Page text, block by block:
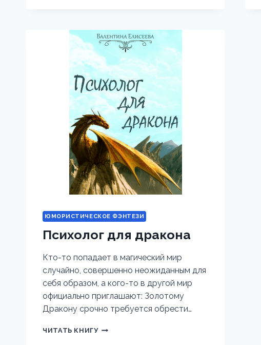
СМЕРТЬЮ.
ЮМОРИСТИЧЕСКОЕ ФЭНТЕЗИ
Психолог для дракона
Кто-то попадает в магический мир
случайно, совершенно неожиданным для
себя образом, а кого-то в другой мир
официально приглашают: Золотому
Дракону срочно требуется обрести…
ЧИТАТЬ КНИГУПСИХОЛОГ